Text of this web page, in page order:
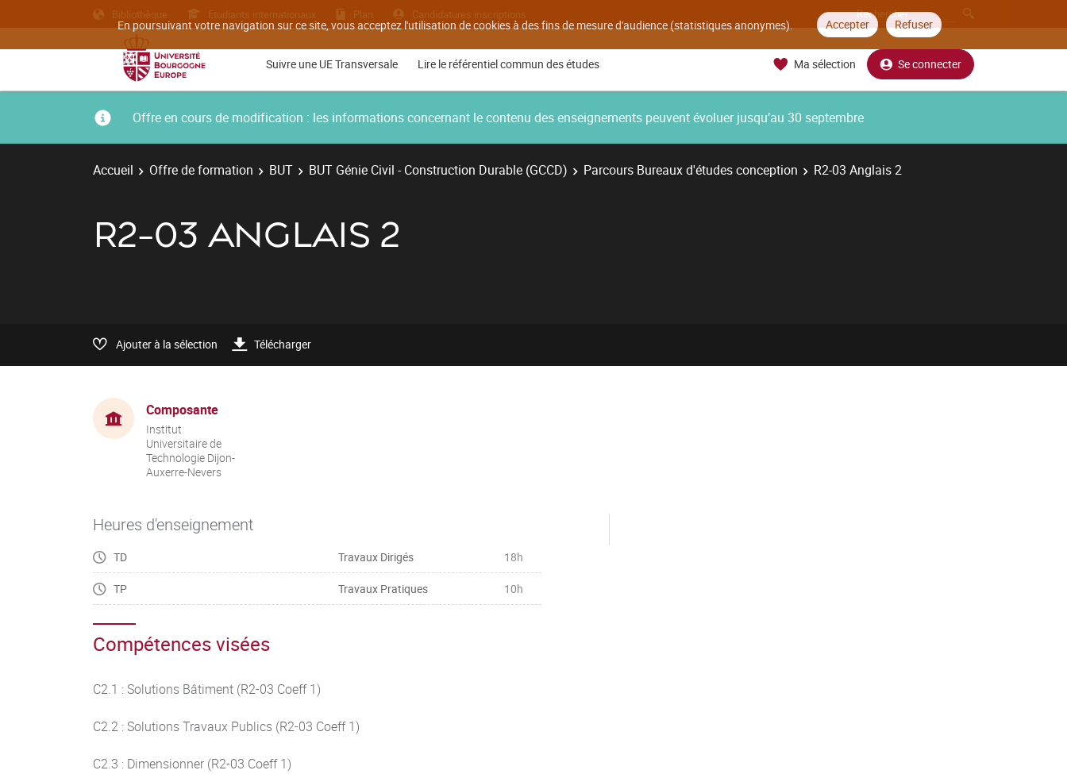
En poursuivant votre navigation sur ce site, vous acceptez l'utilisation de cookies à des fins de mesure d'audience (statistiques anonymes). Accepter Refuser
Bibliothèque Etudiants internationaux Plan Candidatures inscriptions
Suivre une UE Transversale Lire le référentiel commun des études Ma sélection Se connecter
Offre en cours de modification : les informations concernant le contenu des enseignements peuvent évoluer jusqu’au 30 septembre
Accueil Offre de formation BUT BUT Génie Civil - Construction Durable (GCCD) Parcours Bureaux d'études conception R2-03 Anglais 2
R2-03 ANGLAIS 2
Ajouter à la sélection Télécharger
Composante
Institut
Universitaire de
Technologie Dijon-
Auxerre-Nevers
Heures d'enseignement
TD Travaux Dirigés 18h
TP Travaux Pratiques 10h
Compétences visées
C2.1 : Solutions Bâtiment (R2-03 Coeff 1)
C2.2 : Solutions Travaux Publics (R2-03 Coeff 1)
C2.3 : Dimensionner (R2-03 Coeff 1)